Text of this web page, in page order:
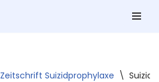
Zeitschrift Suizidprophylaxe \